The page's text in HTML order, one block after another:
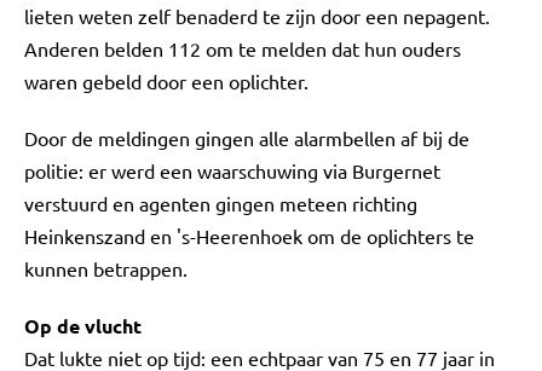
lieten weten zelf benaderd te zijn door een nepagent.
Anderen belden 112 om te melden dat hun ouders
waren gebeld door een oplichter.
Door de meldingen gingen alle alarmbellen af bij de
politie: er werd een waarschuwing via Burgernet
verstuurd en agenten gingen meteen richting
Heinkenszand en 's-Heerenhoek om de oplichters te
kunnen betrappen.
Op de vlucht
Dat lukte niet op tijd: een echtpaar van 75 en 77 jaar in